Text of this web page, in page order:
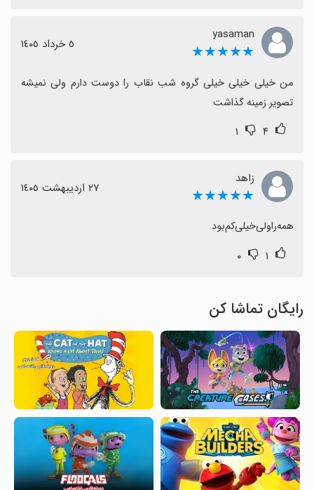
yasaman
★★★★★ ٥ خرداد ١٤٠٥
تصویر زمینه گذاشت
۴ ۱
زاهد
★★★★★ ٢٧ اردیبهشت ١٤٠٥
همه‌را‌ولی‌خیلی‌کم‌بود
۱ ۰
رایگان تماشا کن